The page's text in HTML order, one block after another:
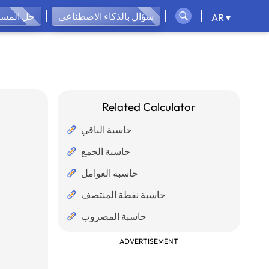
حل سؤال بالذكاء الاصطناعي AR ▾
Related Calculator
حاسبة الباقي
حاسبة الجمع
حاسبة العوامل
حاسبة نقطة المنتصف
حاسبة المضروب
ADVERTISEMENT